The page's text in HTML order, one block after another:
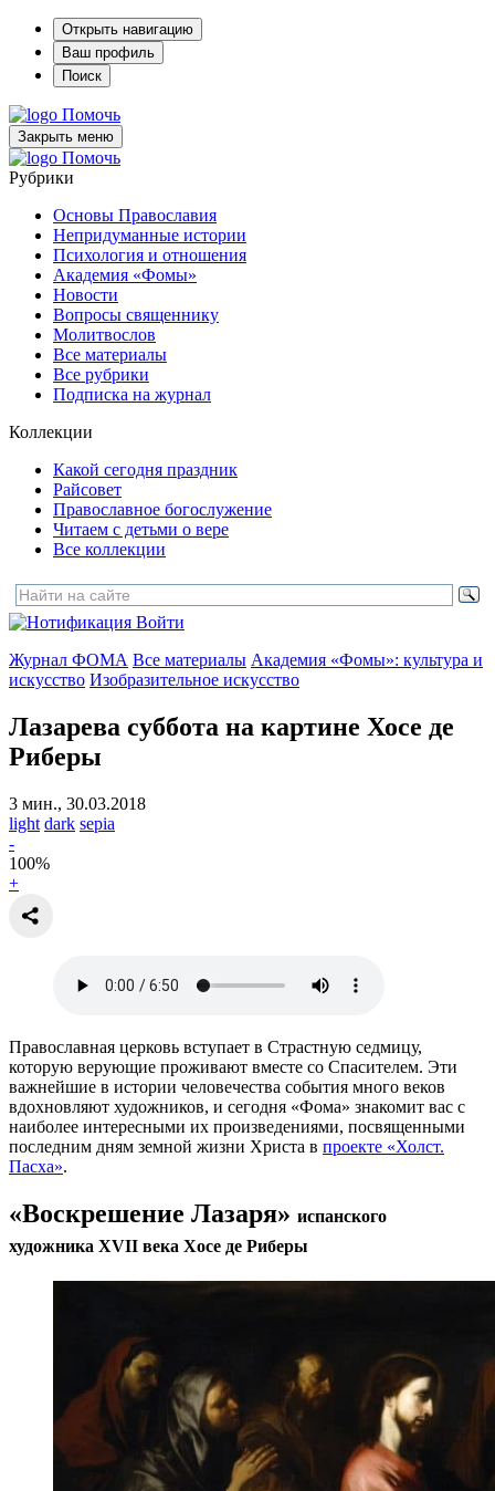
Открыть навигацию
Ваш профиль
Поиск
Помочь
Закрыть меню
Помочь
Рубрики
Основы Православия
Непридуманные истории
Психология и отношения
Академия «Фомы»
Новости
Вопросы священнику
Молитвослов
Все материалы
Все рубрики
Подписка на журнал
Коллекции
Какой сегодня праздник
Райсовет
Православное богослужение
Читаем с детьми о вере
Все коллекции
Войти
Журнал ФОМА Все материалы Академия «Фомы»: культура и
искусство Изобразительное искусство
Лазарева суббота на картине Хосе де
Риберы
3 мин., 30.03.2018
light dark sepia
-
100%
+
Православная церковь вступает в Страстную седмицу,
которую верующие проживают вместе со Спасителем. Эти
важнейшие в истории человечества события много веков
вдохновляют художников, и сегодня «Фома» знакомит вас с
наиболее интересными их произведениями, посвященными
последним дням земной жизни Христа в проекте «Холст.
Пасха».
«Воскрешение Лазаря» испанского
художника XVII века Хосе де Риберы